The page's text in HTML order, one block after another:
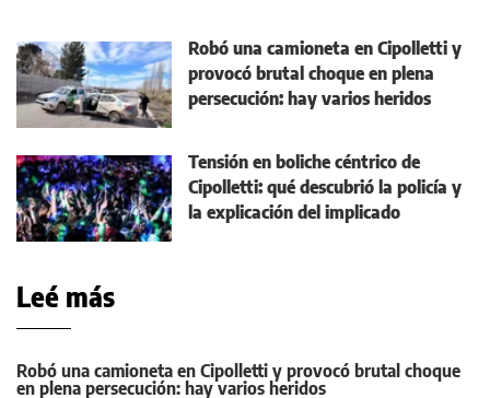
Robó una camioneta en Cipolletti y
provocó brutal choque en plena
persecución: hay varios heridos
Tensión en boliche céntrico de
Cipolletti: qué descubrió la policía y
la explicación del implicado
Leé más
Robó una camioneta en Cipolletti y provocó brutal choque
en plena persecución: hay varios heridos